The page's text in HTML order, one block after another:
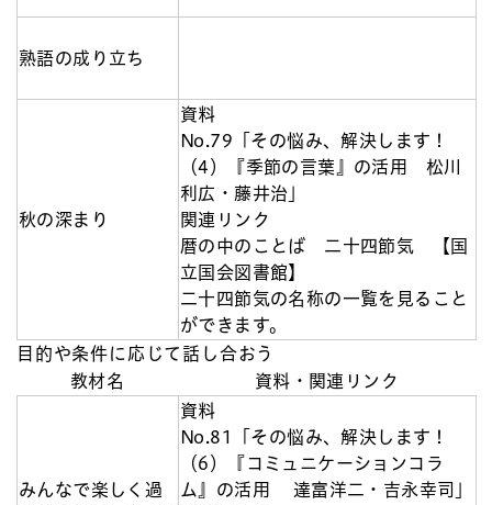
熟語の成り立ち
秋の深まり
資料
No.79「その悩み、解決します！
（4）『季節の言葉』の活用 松川
利広・藤井治」
関連リンク
暦の中のことば 二十四節気 【国
立国会図書館】
二十四節気の名称の一覧を見ること
ができます。
目的や条件に応じて話し合おう
教材名
資料・関連リンク
みんなで楽しく過
資料
No.81「その悩み、解決します！
（6）『コミュニケーションコラ
ム』の活用 達富洋二・吉永幸司」